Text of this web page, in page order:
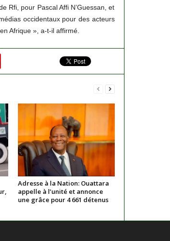
Rfi, pour Pascal Affi N’Guessan, et
occidentaux pour des acteurs
Afrique », a-t-il affirmé.
Adresse à la Nation: Ouattara
appelle à l’unité et annonce
une grâce pour 4 661 détenus